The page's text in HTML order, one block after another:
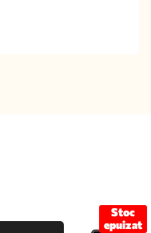
Stoc
epuizat